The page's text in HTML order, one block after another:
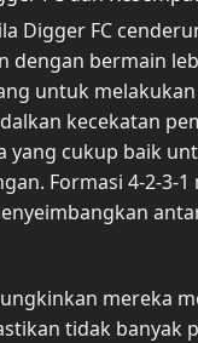
Digger FC
dengan bermain
untuk
kecekatan
yang cukup baik
Formasi 4-2-3-1
mereka
tidak banyak